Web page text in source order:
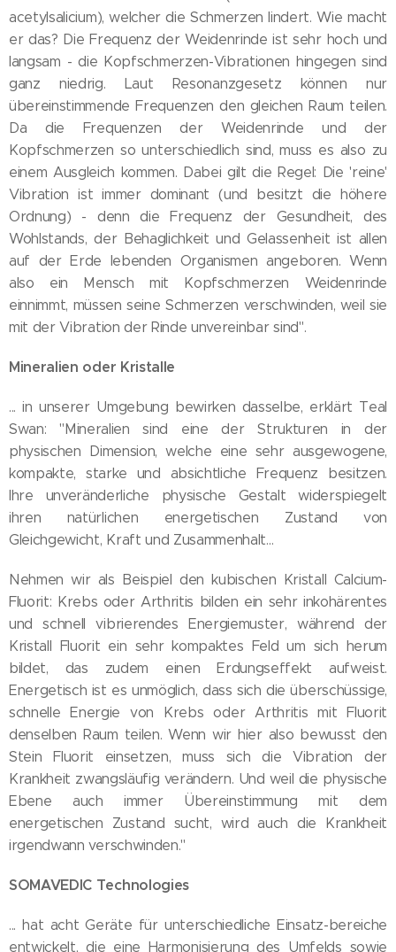
acetylsalicium), welcher die Schmerzen lindert. Wie macht
er das? Die Frequenz der Weidenrinde ist sehr hoch und
langsam - die Kopfschmerzen-Vibrationen hingegen sind
ganz niedrig. Laut Resonanzgesetz können nur
übereinstimmende Frequenzen den gleichen Raum teilen.
Da die Frequenzen der Weidenrinde und der
Kopfschmerzen so unterschiedlich sind, muss es also zu
einem Ausgleich kommen. Dabei gilt die Regel: Die 'reine'
Vibration ist immer dominant (und besitzt die höhere
Ordnung) - denn die Frequenz der Gesundheit, des
Wohlstands, der Behaglichkeit und Gelassenheit ist allen
auf der Erde lebenden Organismen angeboren. Wenn
also ein Mensch mit Kopfschmerzen Weidenrinde
einnimmt, müssen seine Schmerzen verschwinden, weil sie
mit der Vibration der Rinde unvereinbar sind".
Mineralien oder Kristalle
... in unserer Umgebung bewirken dasselbe, erklärt Teal
Swan: "Mineralien sind eine der Strukturen in der
physischen Dimension, welche eine sehr ausgewogene,
kompakte, starke und absichtliche Frequenz besitzen.
Ihre unveränderliche physische Gestalt widerspiegelt
ihren natürlichen energetischen Zustand von
Gleichgewicht, Kraft und Zusammenhalt...
Nehmen wir als Beispiel den kubischen Kristall Calcium-
Fluorit: Krebs oder Arthritis bilden ein sehr inkohärentes
und schnell vibrierendes Energiemuster, während der
Kristall Fluorit ein sehr kompaktes Feld um sich herum
bildet, das zudem einen Erdungseffekt aufweist.
Energetisch ist es unmöglich, dass sich die überschüssige,
schnelle Energie von Krebs oder Arthritis mit Fluorit
denselben Raum teilen. Wenn wir hier also bewusst den
Stein Fluorit einsetzen, muss sich die Vibration der
Krankheit zwangsläufig verändern. Und weil die physische
Ebene auch immer Übereinstimmung mit dem
energetischen Zustand sucht, wird auch die Krankheit
irgendwann verschwinden."
SOMAVEDIC Technologies
... hat acht Geräte für unterschiedliche Einsatz-bereiche
entwickelt, die eine Harmonisierung des Umfelds sowie